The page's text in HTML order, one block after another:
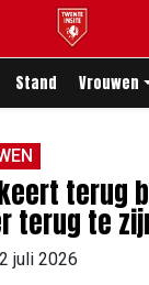
Stand Vrouwen
terug
terug te
juli 2026